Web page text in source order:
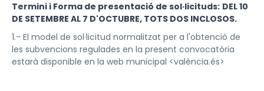
Termini i Forma de presentació de sol·licituds: DEL 10
DE SETEMBRE AL 7 D'OCTUBRE, TOTS DOS INCLOSOS.
1.- El model de sol·licitud normalitzat per a l'obtenció de
les subvencions regulades en la present convocatòria
estarà disponible en la web municipal <valència.és>